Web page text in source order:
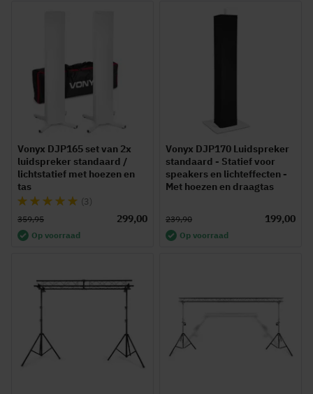
Vonyx DJP165 set van 2x
luidspreker standaard /
lichtstatief met hoezen en
tas
Waardering:
100%
(3)
299,00
359,95
Op voorraad
Vonyx DJP170 Luidspreker
standaard - Statief voor
speakers en lichteffecten -
Met hoezen en draagtas
199,00
239,90
Op voorraad